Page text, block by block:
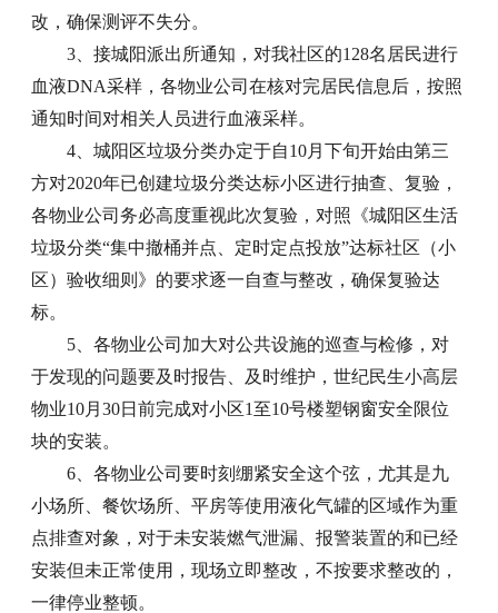
改，确保测评不失分。
3、接城阳派出所通知，对我社区的128名居民进行
血液DNA采样，各物业公司在核对完居民信息后，按照
通知时间对相关人员进行血液采样。
4、城阳区垃圾分类办定于自10月下旬开始由第三
方对2020年已创建垃圾分类达标小区进行抽查、复验，
各物业公司务必高度重视此次复验，对照《城阳区生活
垃圾分类“集中撤桶并点、定时定点投放”达标社区（小
区）验收细则》的要求逐一自查与整改，确保复验达
标。
5、各物业公司加大对公共设施的巡查与检修，对
于发现的问题要及时报告、及时维护，世纪民生小高层
物业10月30日前完成对小区1至10号楼塑钢窗安全限位
块的安装。
6、各物业公司要时刻绷紧安全这个弦，尤其是九
小场所、餐饮场所、平房等使用液化气罐的区域作为重
点排查对象，对于未安装燃气泄漏、报警装置的和已经
安装但未正常使用，现场立即整改，不按要求整改的，
一律停业整顿。